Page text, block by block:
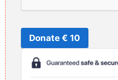
Donate € 10